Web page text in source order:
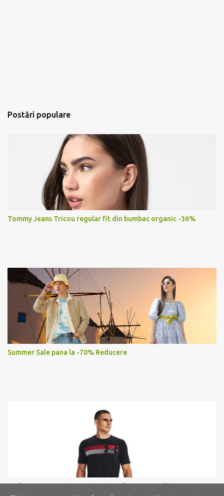
Postări populare
Tommy Jeans Tricou regular fit din bumbac organic -36%
Summer Sale pana la -70% Reducere
Under Armour, Tricou cu imprimeu logo pentru fitness